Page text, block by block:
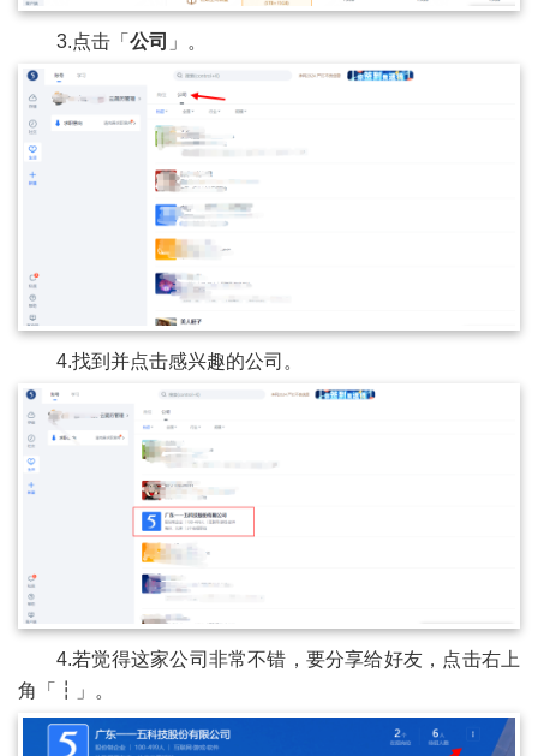
3.点击「 公司 」。
4.找到并点击感兴趣的公司。
4.若觉得这家公司非常不错，要分享给好友，点击右上
角「┇」。